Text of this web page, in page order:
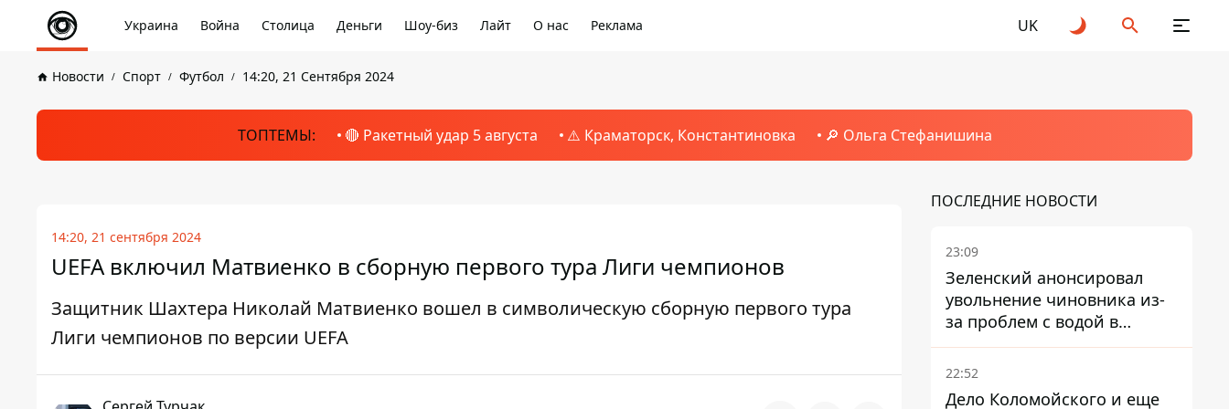
Украина Война Столица Деньги Шоу-биз Лайт О нас Реклама UK
Новости Спорт Футбол 14:20, 21 Сентября 2024
ТОПТЕМЫ: 🔴 Ракетный удар 5 августа ⚠️ Краматорск, Константиновка 🔎 Ольга Стефанишина
14:20, 21 сентября 2024
UEFA включил Матвиенко в сборную первого тура Лиги чемпионов
Защитник Шахтера Николай Матвиенко вошел в символическую сборную первого тура
Лиги чемпионов по версии UEFA
ПОСЛЕДНИЕ НОВОСТИ
23:09
Зеленский анонсировал
увольнение чиновника из-
за проблем с водой в
Марганце
22:52
Дело Коломойского и еще